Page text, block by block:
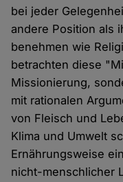
bei jeder
andere Position als
benehmen wie
betrachten diese
Missionierung,
mit rationalen
von Fleisch und
Klima und Umwelt
Ernährungsweise
nicht-menschlicher